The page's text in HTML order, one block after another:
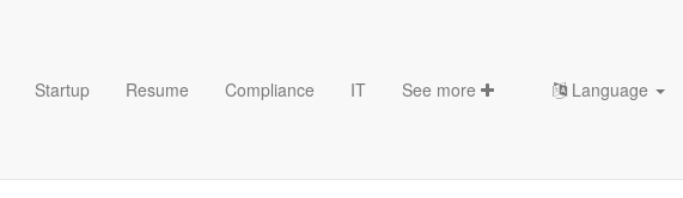
Startup Resume Compliance IT See more Language